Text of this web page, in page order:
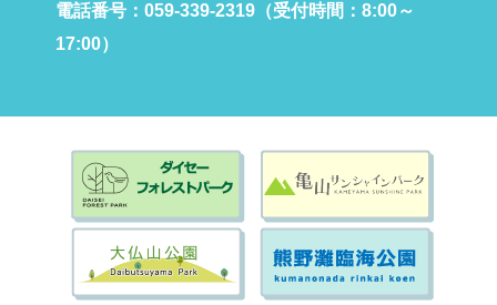
電話番号：059-339-2319（受付時間：8:00～
17:00）